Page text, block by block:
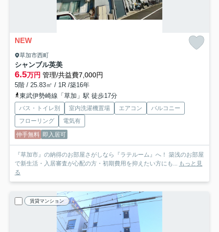
NEW
草加市西町
シャンブル英美
6.5万円 管理/共益費7,000円
5階 / 25.83㎡ / 1R /築16年
東武伊勢崎線「草加」駅 徒歩17分
バス・トイレ別 室内洗濯機置場 エアコン
バルコニー
フローリング
電気有
仲手無料 即入居可
『草加市』の納得のお部屋さがしなら『ラテルーム』へ！ 築浅のお部屋
で新生活・入居審査が心配の方・初期費用を抑えたい方にも... もっと見
る
賃貸マンション